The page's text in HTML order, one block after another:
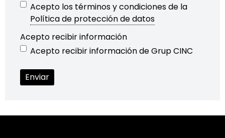
Acepto los términos y condiciones de la
Política de protección de datos
Acepto recibir información
Acepto recibir información de Grup CINC